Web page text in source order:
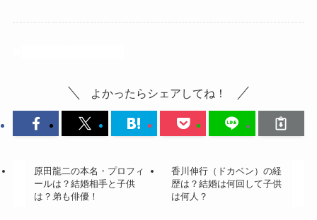
よかったらシェアしてね！
原田龍二の本名・プロフィ
ールは？結婚相手と子供
は？弟も俳優！
香川伸行（ドカベン）の経
歴は？結婚は何回して子供
は何人？